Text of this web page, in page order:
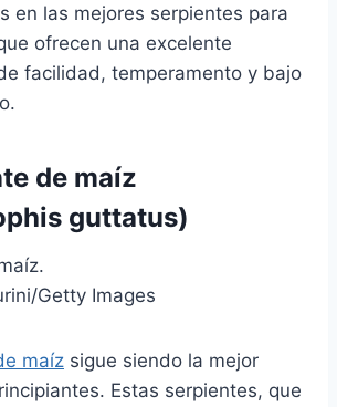
en las mejores serpientes para
ofrecen una excelente
facilidad, temperamento y bajo
de maíz
guttatus)
Getty Images
maíz sigue siendo la mejor
Estas serpientes, que